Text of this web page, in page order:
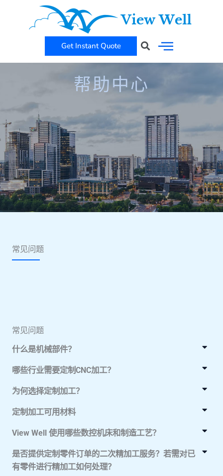
Get Instant Quote Search
帮助中心
常见问题
常见问题
什么是机械部件？
哪些行业需要定制CNC加工？​
为何选择定制加工？
定制加工可用材料​
View Well 使用哪些数控机床和制造工艺？
是否提供定制零件订单的二次精加工服务？若需对已
有零件进行精加工如何处理？